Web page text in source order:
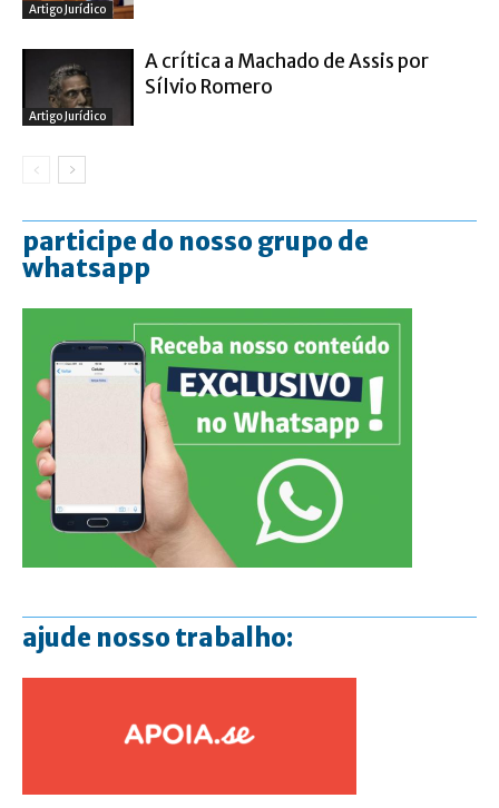
Artigo Jurídico
Artigo Jurídico
A crítica a Machado de Assis por
Sílvio Romero
participe do nosso grupo de
whatsapp
ajude nosso trabalho: